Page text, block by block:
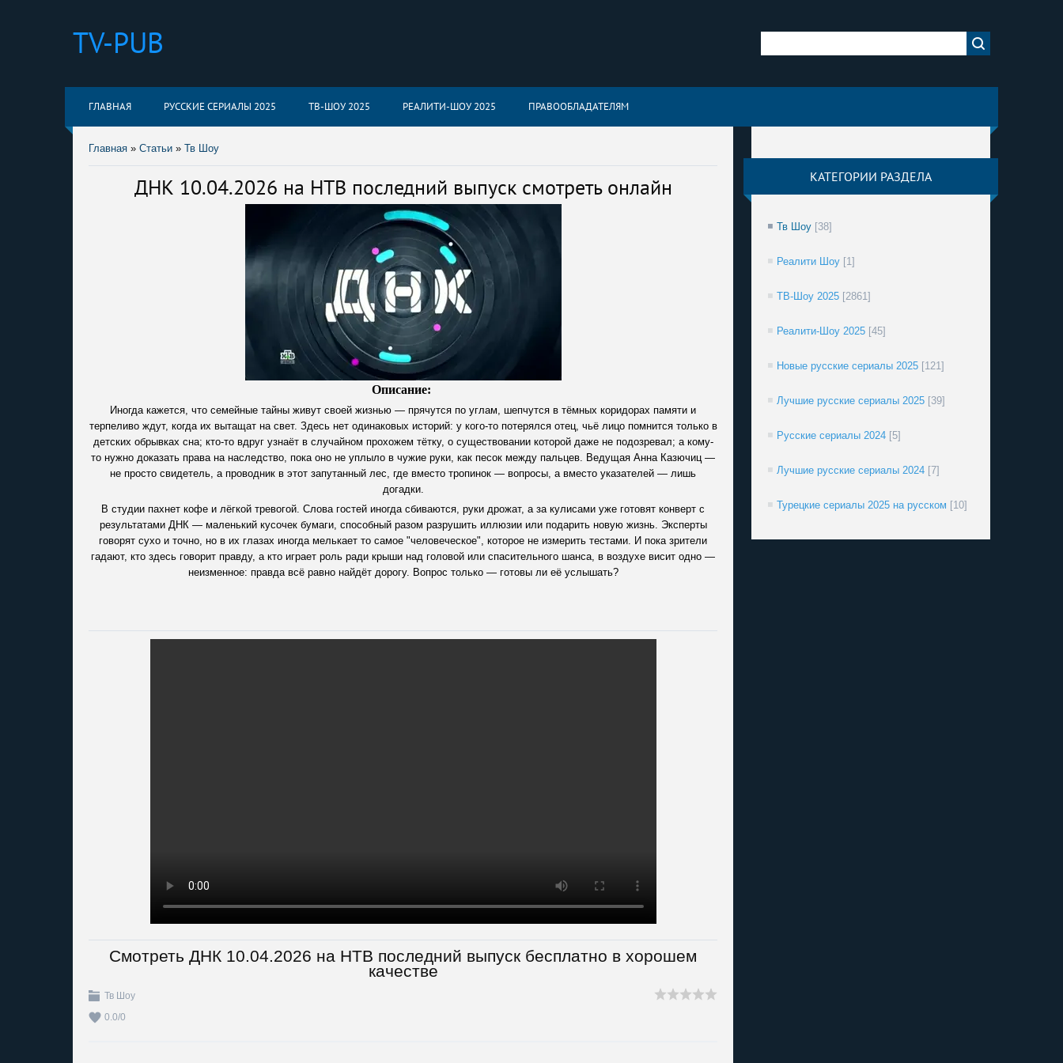
TV-PUB
ГЛАВНАЯ РУССКИЕ СЕРИАЛЫ 2025 ТВ-ШОУ 2025 РЕАЛИТИ-ШОУ 2025 ПРАВООБЛАДАТЕЛЯМ
Главная » Статьи » Тв Шоу
ДНК 10.04.2026 на НТВ последний выпуск смотреть онлайн
Описание:
Иногда кажется, что семейные тайны живут своей жизнью — прячутся по углам, шепчутся в тёмных коридорах памяти и
терпеливо ждут, когда их вытащат на свет. Здесь нет одинаковых историй: у кого-то потерялся отец, чьё лицо помнится только в
детских обрывках сна; кто-то вдруг узнаёт в случайном прохожем тётку, о существовании которой даже не подозревал; а кому-
то нужно доказать права на наследство, пока оно не уплыло в чужие руки, как песок между пальцев. Ведущая Анна Казючиц —
не просто свидетель, а проводник в этот запутанный лес, где вместо тропинок — вопросы, а вместо указателей — лишь
догадки.
В студии пахнет кофе и лёгкой тревогой. Слова гостей иногда сбиваются, руки дрожат, а за кулисами уже готовят конверт с
результатами ДНК — маленький кусочек бумаги, способный разом разрушить иллюзии или подарить новую жизнь. Эксперты
говорят сухо и точно, но в их глазах иногда мелькает то самое "человеческое", которое не измерить тестами. И пока зрители
гадают, кто здесь говорит правду, а кто играет роль ради крыши над головой или спасительного шанса, в воздухе висит одно —
неизменное: правда всё равно найдёт дорогу. Вопрос только — готовы ли её услышать?
Смотреть ДНК 10.04.2026 на НТВ последний выпуск бесплатно в хорошем
качестве
Тв Шоу
0.0/0
КАТЕГОРИИ РАЗДЕЛА
Тв Шоу [38]
Реалити Шоу [1]
ТВ-Шоу 2025 [2861]
Реалити-Шоу 2025 [45]
Новые русские сериалы 2025 [121]
Лучшие русские сериалы 2025 [39]
Русские сериалы 2024 [5]
Лучшие русские сериалы 2024 [7]
Турецкие сериалы 2025 на русском [10]